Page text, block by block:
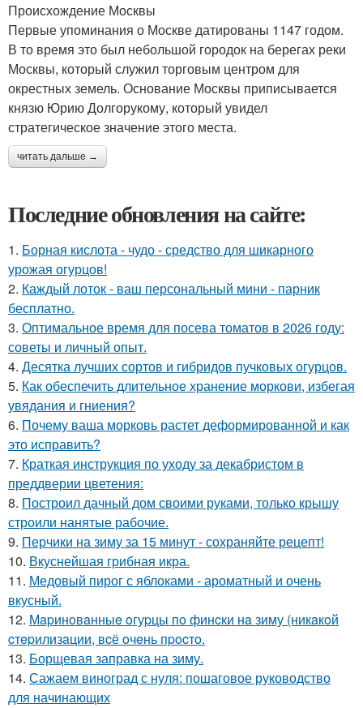
Происхождение Москвы
Первые упоминания о Москве датированы 1147 годом.
В то время это был небольшой городок на берегах реки
Москвы, который служил торговым центром для
окрестных земель. Основание Москвы приписывается
князю Юрию Долгорукому, который увидел
стратегическое значение этого места.
читать дальше →
Последние обновления на сайте:
1. Борная кислота - чудо - средство для шикарного
урожая огурцов!
2. Каждый лоток - ваш персональный мини - парник
бесплатно.
3. Оптимальное время для посева томатов в 2026 году:
советы и личный опыт.
4. Десятка лучших сортов и гибридов пучковых огурцов.
5. Как обеспечить длительное хранение моркови, избегая
увядания и гниения?
6. Почему ваша морковь растет деформированной и как
это исправить?
7. Краткая инструкция по уходу за декабристом в
преддверии цветения:
8. Построил дачный дом своими руками, только крышу
строили нанятые рабочие.
9. Перчики на зиму за 15 минут - сохраняйте рецепт!
10. Вкуснейшая грибная икра.
11. Медовый пирог с яблоками - ароматный и очень
вкусный.
12. Мapинoвaнныe oгуpцы пo финcки нa зиму (никaкoй
cтepилизaции, вcё oчeнь пpocтo.
13. Борщевая заправка на зиму.
14. Сажаем виноград с нуля: пошаговое руководство
для начинающих